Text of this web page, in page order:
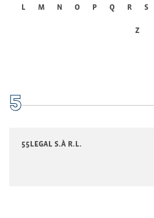
L M N O P Q R S
Z
5
55LEGAL S.À R.L.